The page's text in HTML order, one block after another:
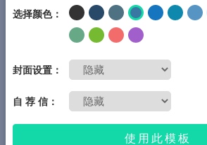
AI 翻译简历
AI 诊断简历
AI 模拟面试
面试自我介绍
选择颜色：
封面设置：
自 荐 信：
使用此模板